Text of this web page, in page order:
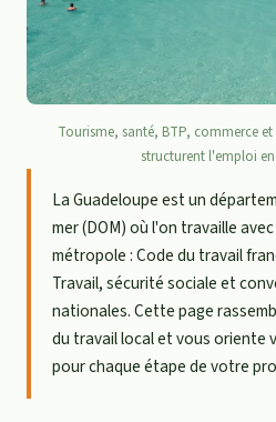
Tourisme, santé, BTP, commerce
structurent l'emploi
La Guadeloupe est un
mer (DOM) où l'on travaille
métropole : Code du travail
Travail, sécurité sociale et
nationales. Cette page
du travail local et vous oriente
pour chaque étape de votre